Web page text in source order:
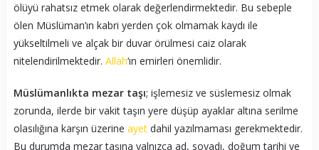
ölüyü rahatsız etmek olarak değerlendirmektedir. Bu sebeple
ölen Müslüman’ın kabri yerden çok olmamak kaydı ile
yükseltilmeli ve alçak bir duvar örülmesi caiz olarak
nitelendirilmektedir. Allah‘ın emirleri önemlidir.
Müslümanlıkta mezar taşı; işlemesiz ve süslemesiz olmak
zorunda, ilerde bir vakit taşın yere düşüp ayaklar altına serilme
olasılığına karşın üzerine ayetdahil yazılmaması gerekmektedir.
Bu durumda mezar taşına yalnızca ad, soyadı, doğum tarihi ve